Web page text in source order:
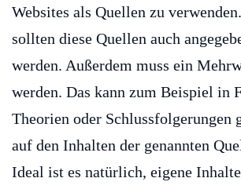
Websites als Quellen zu
sollten diese Quellen auch
werden. Außerdem muss ein
werden. Das kann zum Beispiel in
Theorien oder Schlussfolgerungen
auf den Inhalten der genannten
Ideal ist es natürlich, eigene